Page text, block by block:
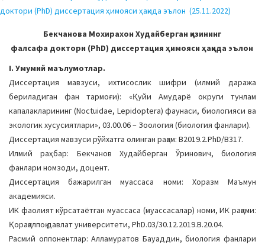
e
N
v
g
a
t
i
o
n
доктори (PhD) диссертация ҳимояси ҳақида эълон (25.11.2022)
Бекчанова Мохирахон Худайберган қизининг
фалсафа доктори (PhD) диссертация ҳимояси ҳақида эълон
I. Умумий маълумотлар.
Диссертация мавзуси, ихтисослик шифри (илмий даража
бериладиган фан тармоғи): «Қуйи Амударё округи тунлам
капалакларининг (Noctuidae, Lepidoptera) фаунаси, биологияси ва
экологик хусусиятлари», 03.00.06 – Зоология (биология фанлари).
Диссертация мавзуси рўйхатга олинган рақам: B2019.2.PhD/B317.
Илмий раҳбар: Бекчанов Худайберган Ўринович, биология
фанлари номзоди, доцент.
Диссертация бажарилган муассаса номи: Хоразм Маъмун
академияси.
ИК фаолият кўрсатаётган муассаса (муассасалар) номи, ИК рақами:
Қорақалпоқ давлат университети, PhD.03/30.12.2019.В.20.04.
Расмий оппонентлар: Алламуратов Бауаддин, биология фанлари